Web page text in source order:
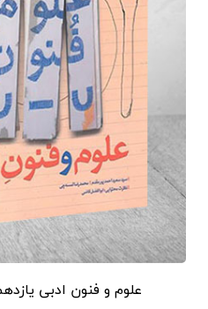
علوم و فنون ادبی